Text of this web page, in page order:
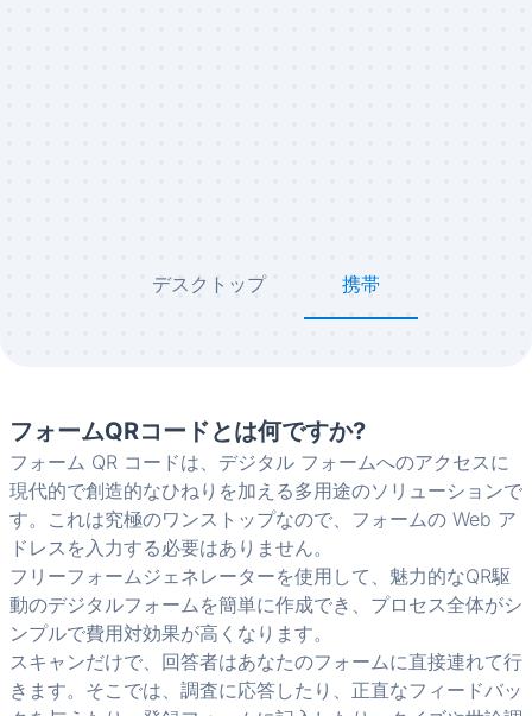
デスクトップ 携帯
フォームQRコードとは何ですか?
フォーム QR コードは、デジタル フォームへのアクセスに
現代的で創造的なひねりを加える多用途のソリューションで
す。これは究極のワンストップなので、フォームの Web ア
ドレスを入力する必要はありません。
フリーフォームジェネレーターを使用して、魅力的なQR駆
動のデジタルフォームを簡単に作成でき、プロセス全体がシ
ンプルで費用対効果が高くなります。
スキャンだけで、回答者はあなたのフォームに直接連れて行
きます。そこでは、調査に応答したり、正直なフィードバッ